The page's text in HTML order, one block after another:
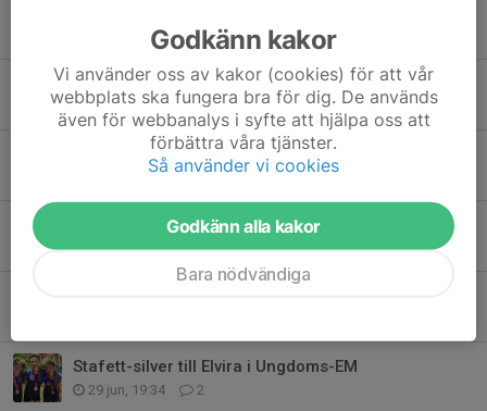
13 jul, 08:30 0
Information om de prickiga trekvartsbyxorna
9 jul, 13:07 0
Sommarträning
9 jul, 09:14
Resultat Premiärfemman 2026
5 jul, 18:35 0
Stafett-silver till Elvira i Ungdoms-EM
29 jun, 19:34 2
Godkänn kakor
Vi använder oss av kakor (cookies) för att vår
webbplats ska fungera bra för dig. De används
även för webbanalys i syfte att hjälpa oss att
förbättra våra tjänster.
Så använder vi cookies
Godkänn alla kakor
Bara nödvändiga